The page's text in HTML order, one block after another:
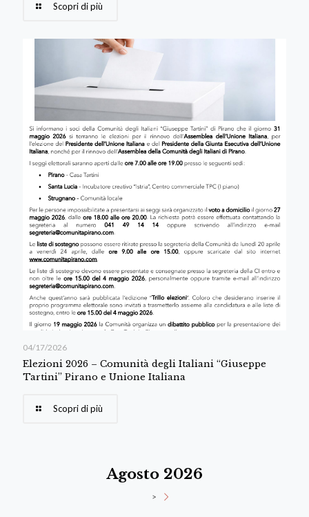
Scopri di più
04/17/2026
Elezioni 2026 – Comunità degli Italiani “Giuseppe
Tartini” Pirano e Unione Italiana
Scopri di più
Agosto 2026
>